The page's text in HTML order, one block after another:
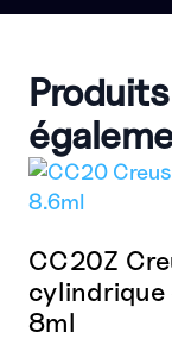
CC20Z
cylindrique
8ml